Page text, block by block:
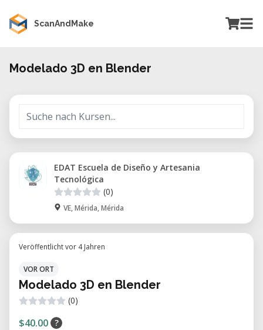
ScanAndMake
Modelado 3D en Blender
EDAT Escuela de Diseño y Artesania
Tecnológica
(0)
VE, Mérida, Mérida
Veröffentlicht vor 4 Jahren
VOR ORT
Modelado 3D en Blender
(0)
$40.00 ?